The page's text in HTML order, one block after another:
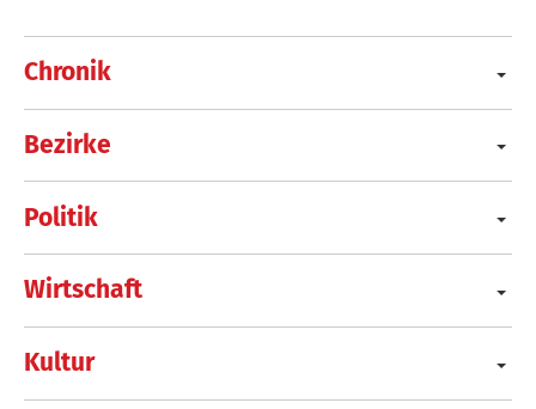
Chronik
Bezirke
Politik
Wirtschaft
Kultur